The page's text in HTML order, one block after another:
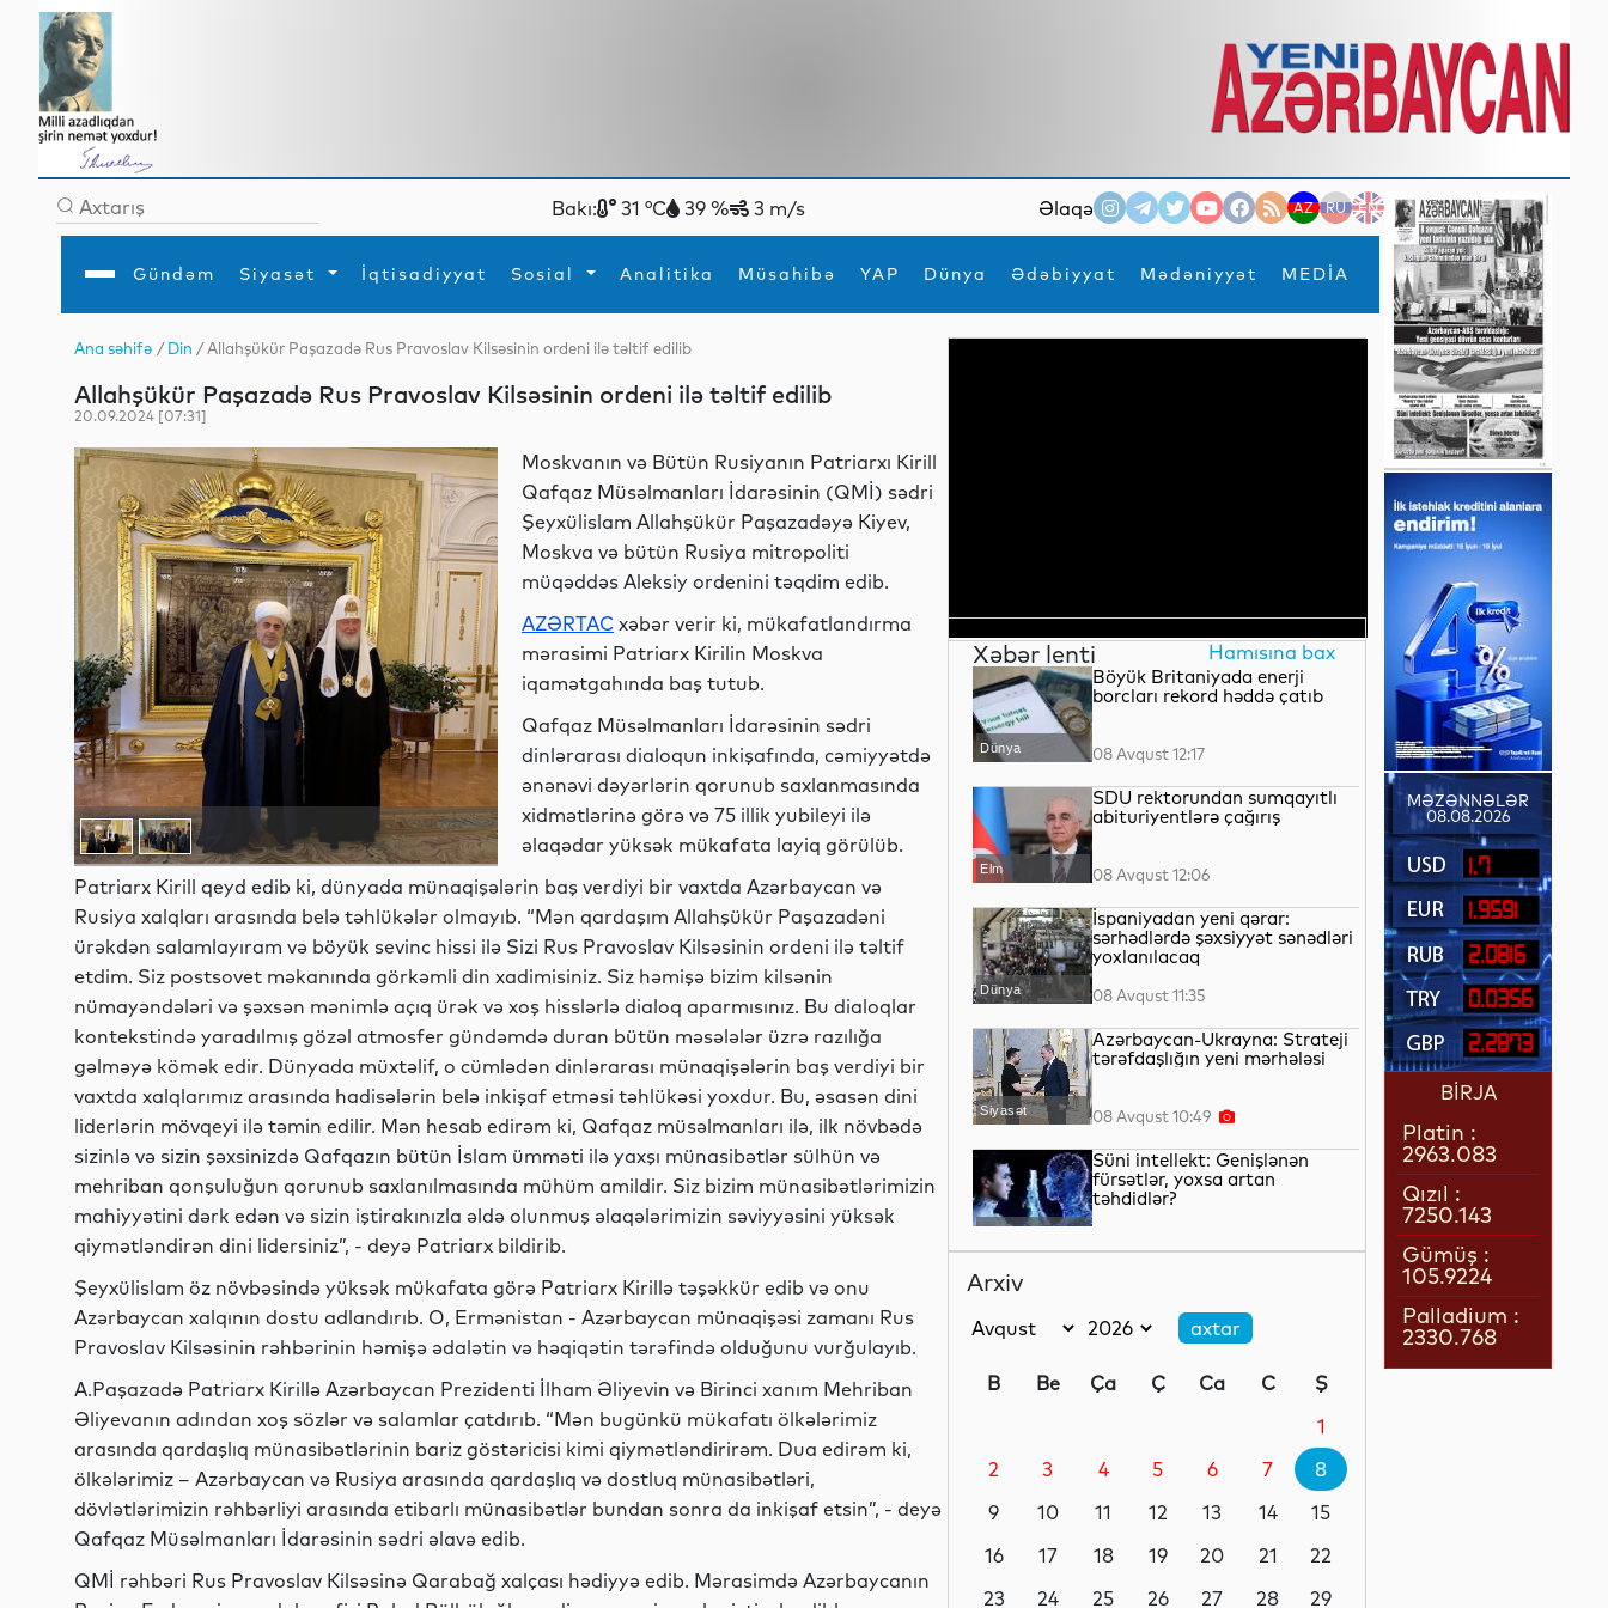
Bakı: 31 °C 39 % 3 m/s Əlaqə AZ RU EN
Gündəm Siyasət İqtisadiyyat Sosial Analitika Müsahibə YAP Dünya Ədəbiyyat Mədəniyyət MEDİA
×
Gündəm
İqtisadiyyat
Analitika
Mədəniyyət
Müsahibə
MEDİA
Xarici siyasətTurizm
Hadisə
Diaspor
İdmanYeni texnologiyalar
Ana səhifə /Din / Allahşükür Paşazadə Rus Pravoslav Kilsəsinin ordeni ilə təltif edilib
Allahşükür Paşazadə Rus Pravoslav Kilsəsinin ordeni ilə təltif edilib
20.09.2024 [07:31]
Moskvanın və Bütün Rusiyanın Patriarxı Kirill
Qafqaz Müsəlmanları İdarəsinin (QMİ) sədri
Şeyxülislam Allahşükür Paşazadəyə Kiyev,
Moskva və bütün Rusiya mitropoliti
müqəddəs Aleksiy ordenini təqdim edib.
AZƏRTAC xəbər verir ki, mükafatlandırma
mərasimi Patriarx Kirilin Moskva
iqamətgahında baş tutub.
Qafqaz Müsəlmanları İdarəsinin sədri
dinlərarası dialoqun inkişafında, cəmiyyətdə
ənənəvi dəyərlərin qorunub saxlanmasında
xidmətlərinə görə və 75 illik yubileyi ilə
əlaqədar yüksək mükafata layiq görülüb.
Patriarx Kirill qeyd edib ki, dünyada münaqişələrin baş verdiyi bir vaxtda Azərbaycan və
Rusiya xalqları arasında belə təhlükələr olmayıb. “Mən qardaşım Allahşükür Paşazadəni
ürəkdən salamlayıram və böyük sevinc hissi ilə Sizi Rus Pravoslav Kilsəsinin ordeni ilə təltif
etdim. Siz postsovet məkanında görkəmli din xadimisiniz. Siz həmişə bizim kilsənin
nümayəndələri və şəxsən mənimlə açıq ürək və xoş hisslərlə dialoq aparmısınız. Bu dialoqlar
kontekstində yaradılmış gözəl atmosfer gündəmdə duran bütün məsələlər üzrə razılığa
gəlməyə kömək edir. Dünyada müxtəlif, o cümlədən dinlərarası münaqişələrin baş verdiyi bir
vaxtda xalqlarımız arasında hadisələrin belə inkişaf etməsi təhlükəsi yoxdur. Bu, əsasən dini
liderlərin mövqeyi ilə təmin edilir. Mən hesab edirəm ki, Qafqaz müsəlmanları ilə, ilk növbədə
sizinlə və sizin şəxsinizdə Qafqazın bütün İslam ümməti ilə yaxşı münasibətlər sülhün və
mehriban qonşuluğun qorunub saxlanılmasında mühüm amildir. Siz bizim münasibətlərimizin
mahiyyətini dərk edən və sizin iştirakınızla əldə olunmuş əlaqələrimizin səviyyəsini yüksək
qiymətləndirən dini lidersiniz”, - deyə Patriarx bildirib.
Şeyxülislam öz növbəsində yüksək mükafata görə Patriarx Kirillə təşəkkür edib və onu
Azərbaycan xalqının dostu adlandırıb. O, Ermənistan - Azərbaycan münaqişəsi zamanı Rus
Pravoslav Kilsəsinin rəhbərinin həmişə ədalətin və həqiqətin tərəfində olduğunu vurğulayıb.
A.Paşazadə Patriarx Kirillə Azərbaycan Prezidenti İlham Əliyevin və Birinci xanım Mehriban
Əliyevanın adından xoş sözlər və salamlar çatdırıb. “Mən bugünkü mükafatı ölkələrimiz
arasında qardaşlıq münasibətlərinin bariz göstəricisi kimi qiymətləndirirəm. Dua edirəm ki,
ölkələrimiz – Azərbaycan və Rusiya arasında qardaşlıq və dostluq münasibətləri,
dövlətlərimizin rəhbərliyi arasında etibarlı münasibətlər bundan sonra da inkişaf etsin”, - deyə
Qafqaz Müsəlmanları İdarəsinin sədri əlavə edib.
QMİ rəhbəri Rus Pravoslav Kilsəsinə Qarabağ xalçası hədiyyə edib. Mərasimdə Azərbaycanın
Xəbər lenti Hamısına bax
Dünya
Böyük Britaniyada enerji
borcları rekord həddə çatıb
08 Avqust 12:17
Elm
SDU rektorundan sumqayıtlı
abituriyentlərə çağırış
08 Avqust 12:06
Dünya
İspaniyadan yeni qərar:
sərhədlərdə şəxsiyyət sənədləri
yoxlanılacaq
08 Avqust 11:35
Siyasət
Azərbaycan-Ukrayna: Strateji
tərəfdaşlığın yeni mərhələsi
08 Avqust 10:49
Yeni
texnologiyalar
Süni intellekt: Genişlənən
fürsətlər, yoxsa artan
təhdidlər?
Analitik 08 Avqust 09:32
Ədəbiyyat
Şənbə üçün nəzm
08 Avqust 09:17
Arxiv
B Be Ça Ç Ca C
Ş
1
2
3 4 5 6 7
8
9
10 11 12 13 14
15
16
17 18 19 20 21
22
23
24 25 26 27 28
29
MƏZƏNNƏLƏR
08.08.2026
1.7
1.9591
2.0816
0.0356
2.2873
BİRJA
Platin :
2963.083
Qızıl :
7250.143
Gümüş :
105.9224
Palladium :
2330.768